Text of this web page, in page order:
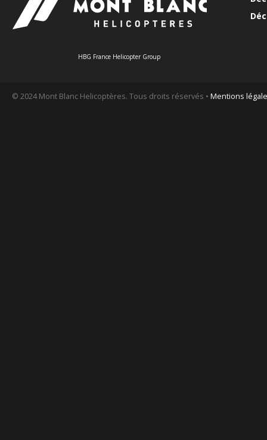
HBG France Helicopter Group
© 2024 Mont Blanc Helicoptères. Tous droits réservés • Mentions